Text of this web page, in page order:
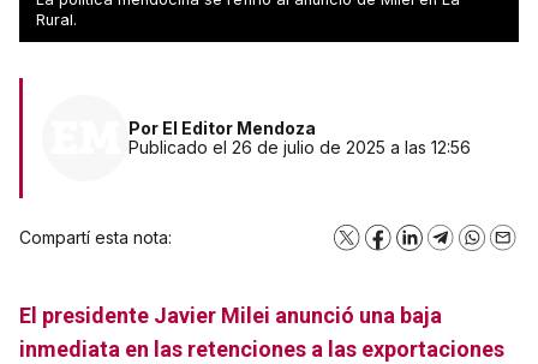
campo.
Rural.
Por El Editor Mendoza
Publicado el 26 de julio de 2025 a las 12:56
Compartí esta nota: X Facebook
LinkedInTelegram
El presidente Javier Milei anunció una baja
inmediata en las retenciones a las exportaciones